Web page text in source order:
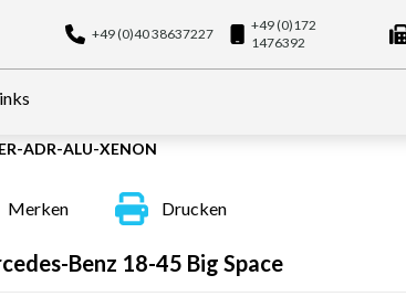
+49 (0)40 38637227
+49 (0)172
1476392
ADR-ALU-XENON
Merken Drucken
Benz 18-45 Big Space